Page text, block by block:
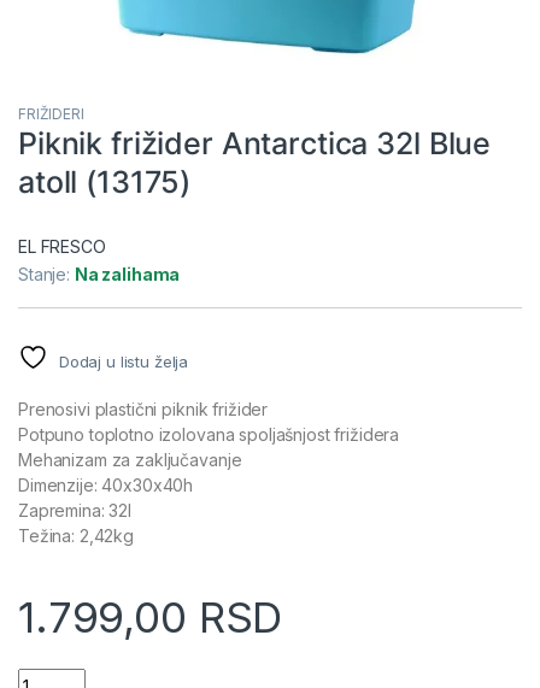
FRIŽIDERI
Piknik frižider Antarctica 32l Blue
atoll (13175)
EL FRESCO
Stanje: Na zalihama
Dodaj u listu želja
Prenosivi plastični piknik frižider
Potpuno toplotno izolovana spoljašnjost frižidera
Mehanizam za zaključavanje
Dimenzije: 40x30x40h
Zapremina: 32l
Težina: 2,42kg
1.799,00 RSD
Piknik frižider Antarctica 32l Blue atoll (13175) quantity